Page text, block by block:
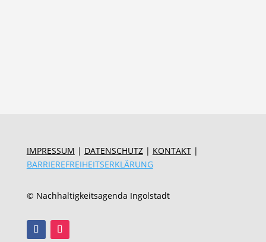
IMPRESSUM | DATENSCHUTZ| KONTAKT |
BARRIEREFREIHEITSERKLÄRUNG
© Nachhaltigkeitsagenda Ingolstadt